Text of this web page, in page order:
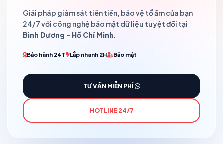
Giải pháp giám sát tiên tiến, bảo vệ tổ ấm của bạn
24/7 với công nghệ bảo mật dữ liệu tuyệt đối tại
Bình Dương - Hồ Chí Minh.
Bảo hành 24T Lắp nhanh 2H Bảo mật
TƯ VẤN MIỄN PHÍ
HOTLINE 24/7